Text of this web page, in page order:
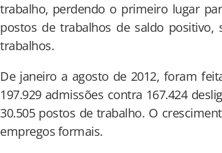
trabalho, perdendo o primeiro lugar
postos de trabalhos de saldo
trabalhos.
De janeiro a agosto de 2012, foram
197.929 admissões contra 167.424
30.505 postos de trabalho. O
empregos formais.